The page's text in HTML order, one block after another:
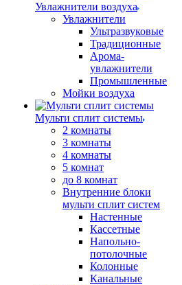
Увлажнители воздуха
Увлажнители
Ультразвуковые
Традиционные
Арома-
увлажнители
Промышленные
Мойки воздуха
Мульти сплит системы
2 комнаты
3 комнаты
4 комнаты
5 комнат
до 8 комнат
Внутренние блоки
мульти сплит систем
Настенные
Кассетные
Напольно-
потолочные
Колонные
Канальные